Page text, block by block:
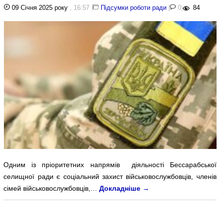
09 Січня 2025 року , 16:57 | Підсумки роботи ради | 0 | 84
Одним із пріоритетних напрямів діяльності Бессарабської
селищної ради є соціальний захист військовослужбовців, членів
сімей військовослужбовців,…Докладніше →